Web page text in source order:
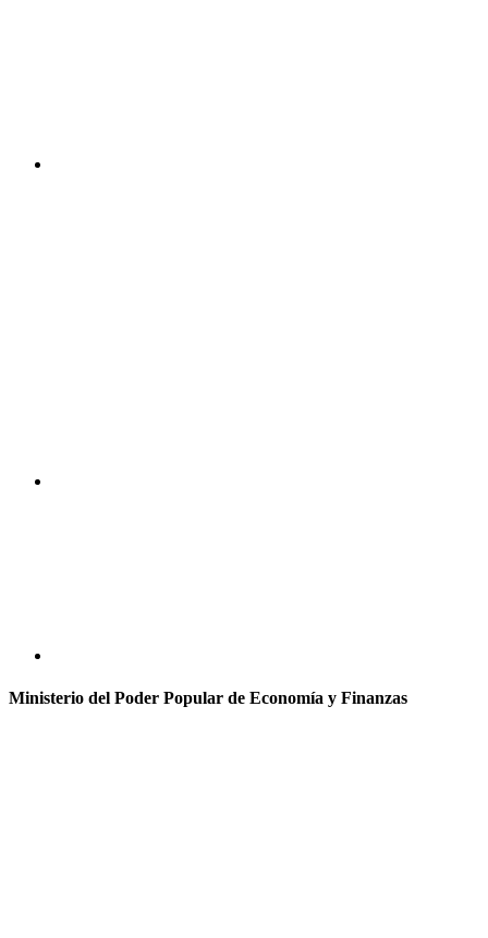
Ministerio del Poder Popular de Economía y Finanzas